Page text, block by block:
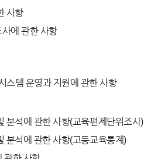
사항
에 관한 사항
스템 운영과 지원에 관한 사항
분석에 관한 사항(교육편제단위조사)
분석에 관한 사항(고등교육통계)